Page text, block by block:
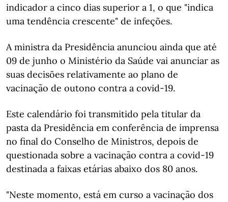
indicador a cinco dias superior a 1, o que "indica
uma tendência crescente" de infeções.
A ministra da Presidência anunciou ainda que até
09 de junho o Ministério da Saúde vai anunciar as
suas decisões relativamente ao plano de
vacinação de outono contra a covid-19.
Este calendário foi transmitido pela titular da
pasta da Presidência em conferência de imprensa
no final do Conselho de Ministros, depois de
questionada sobre a vacinação contra a covid-19
destinada a faixas etárias abaixo dos 80 anos.
"Neste momento, está em curso a vacinação dos